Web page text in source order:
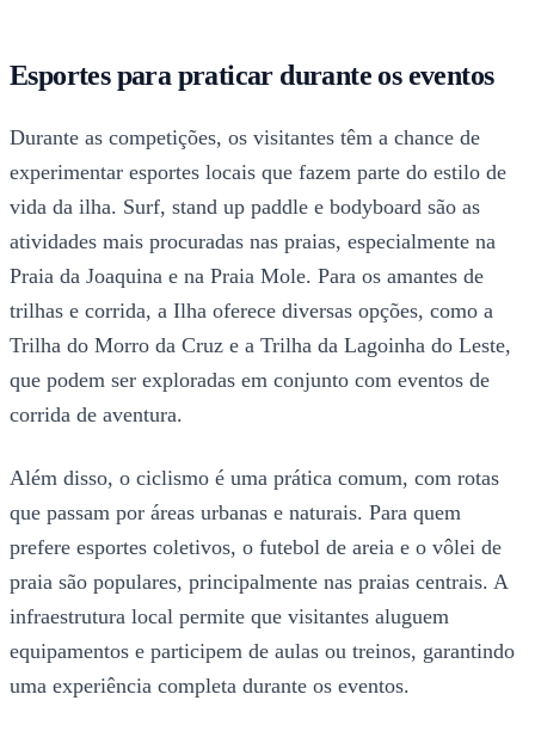
Esportes para praticar durante os eventos
Durante as competições, os visitantes têm a chance de
experimentar esportes locais que fazem parte do estilo de
vida da ilha. Surf, stand up paddle e bodyboard são as
atividades mais procuradas nas praias, especialmente na
Praia da Joaquina e na Praia Mole. Para os amantes de
trilhas e corrida, a Ilha oferece diversas opções, como a
Trilha do Morro da Cruz e a Trilha da Lagoinha do Leste,
que podem ser exploradas em conjunto com eventos de
corrida de aventura.
Além disso, o ciclismo é uma prática comum, com rotas
que passam por áreas urbanas e naturais. Para quem
prefere esportes coletivos, o futebol de areia e o vôlei de
praia são populares, principalmente nas praias centrais. A
infraestrutura local permite que visitantes aluguem
equipamentos e participem de aulas ou treinos, garantindo
uma experiência completa durante os eventos.